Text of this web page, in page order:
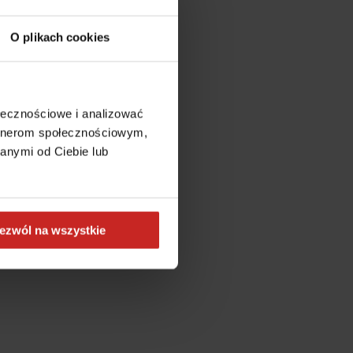
O plikach cookies
i analizować
społecznościowym,
od Ciebie lub
na wszystkie
information).